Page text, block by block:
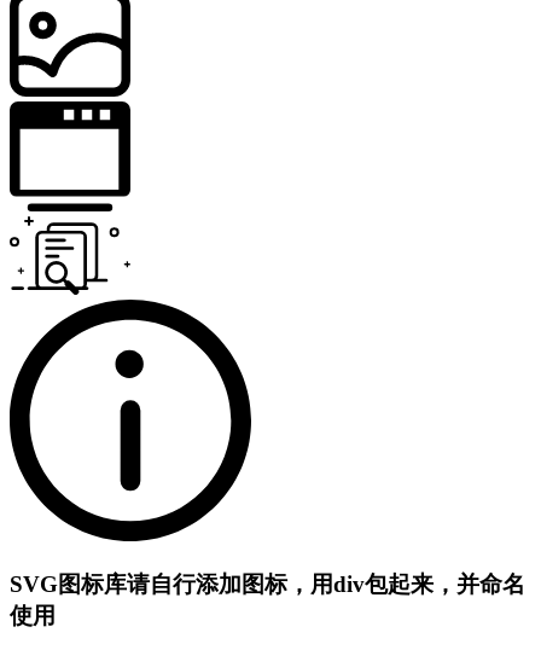
SVG图标库请自行添加图标，用div包起来，并命名
使用